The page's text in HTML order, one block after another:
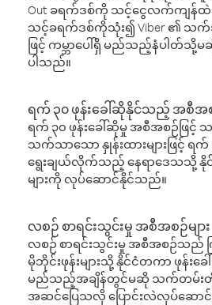
Out ခရက်ဒစ်ကို သင့်ငွေလက်ကျန်
သင့်ခရက်ဒစ်ကိုသုံး၍ Viber ၏ သက်သ
ဖြင့် ကမ္ဘာပေါ်ရှိ မည်သည့်နံပါတ်သို့မ
ပါသည်။
ရက် ၃၀ ဖုန်းခေါ်ဆိုနိုင်သည့် အစီအစ
ရက် ၃၀ ဖုန်းခေါ်ဆိုမှု အစီအစဉ်ဖြင့်
သက်သာသော နှုန်းထားများဖြင့် ရ
ရွေးချယ်လိုက်သည့် နေရာဒေသသို့ နို
များကို လုပ်ဆောင်နိုင်သည်။
လစဉ် စာရင်းသွင်းမှု အစီအစဉ်များ
လစဉ် စာရင်းသွင်းမှု အစီအစဉ်သည် ကြို
မိုဘိုင်းဖုန်းများသို့ နိုင်ငံတကာ ဖုန်းခေ
မည်သည့်အချိန်တွင်မဆို သက်တမ်းတို
အဆင်ပြေသလို ပြောင်းလဲလုပ်ဆော